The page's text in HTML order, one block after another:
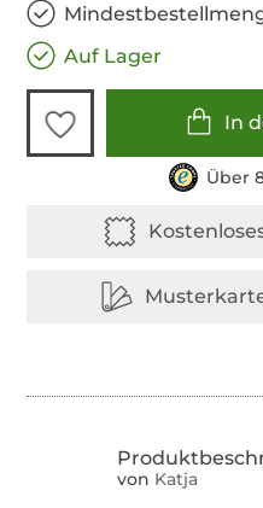
Auf Lager
In
Über
von Katja